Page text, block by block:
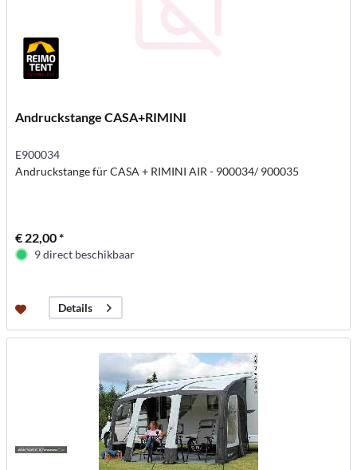
Andruckstange CASA+RIMINI
E900034
Andruckstange für CASA + RIMINI AIR - 900034/ 900035
€ 22,00 *
9 direct beschikbaar
Details